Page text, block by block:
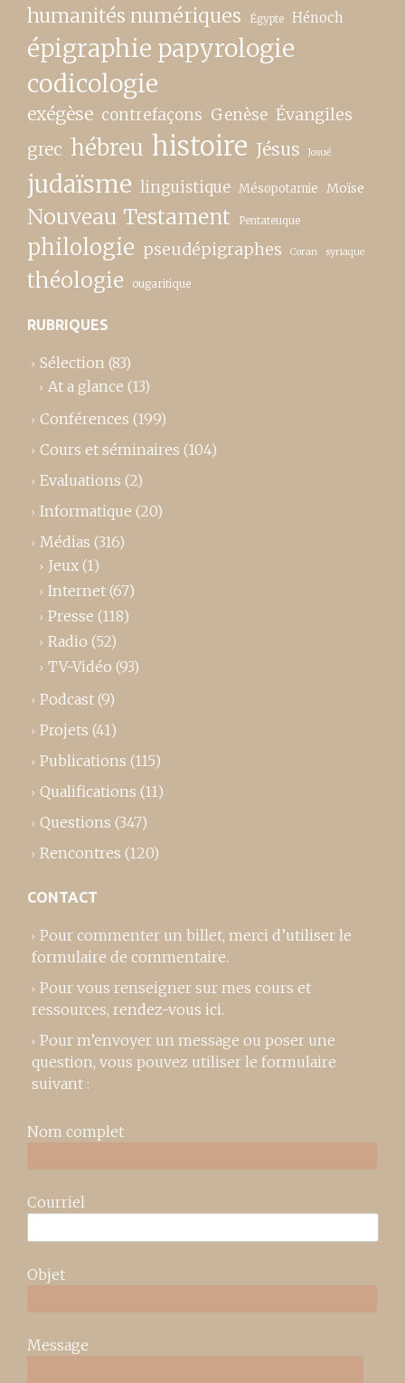
humanités numériques Égypte Hénoch
épigraphie papyrologie
codicologie
exégèse contrefaçons Genèse Évangiles
grec hébreu histoire Jésus Josué
judaïsme linguistique Mésopotamie Moïse
Nouveau Testament Pentateuque
philologie pseudépigraphes Coran syriaque
théologie ougaritique
RUBRIQUES
Sélection (83)
At a glance (13)
Conférences (199)
Cours et séminaires (104)
Evaluations (2)
Informatique (20)
Médias (316)
Jeux (1)
Internet (67)
Presse (118)
Radio (52)
TV-Vidéo (93)
Podcast (9)
Projets (41)
Publications (115)
Qualifications (11)
Questions (347)
Rencontres (120)
CONTACT
Pour commenter un billet, merci d’utiliser le
formulaire de commentaire.
Pour vous renseigner sur mes cours et
ressources, rendez-vous ici.
Pour m’envoyer un message ou poser une
question, vous pouvez utiliser le formulaire
suivant :
Nom complet
Courriel
Objet
Message